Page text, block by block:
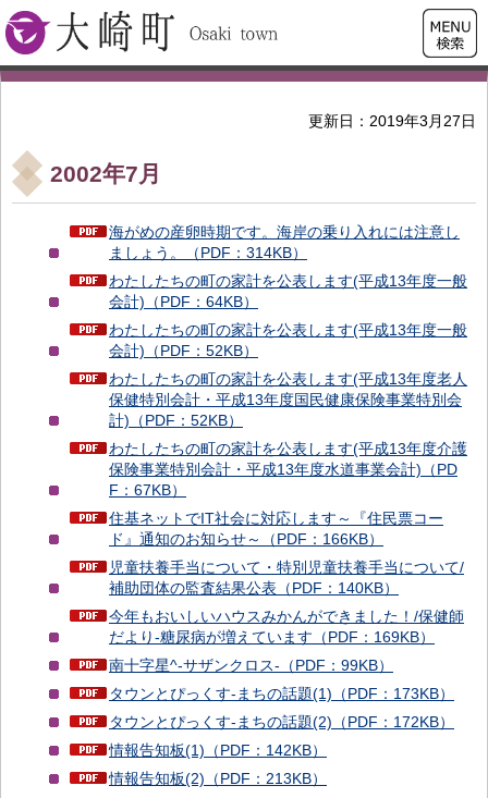
大崎町
検索・
共通メ
ニュー
更新日：2019年3月27日
2002年7月
海がめの産卵時期です。海岸の乗り入れには注意し
ましょう。（PDF：314KB）
わたしたちの町の家計を公表します(平成13年度一般
会計)（PDF：64KB）
わたしたちの町の家計を公表します(平成13年度一般
会計)（PDF：52KB）
わたしたちの町の家計を公表します(平成13年度老人
保健特別会計・平成13年度国民健康保険事業特別会
計)（PDF：52KB）
わたしたちの町の家計を公表します(平成13年度介護
保険事業特別会計・平成13年度水道事業会計)（PD
F：67KB）
住基ネットでIT社会に対応します～『住民票コー
ド』通知のお知らせ～（PDF：166KB）
児童扶養手当について・特別児童扶養手当について/
補助団体の監査結果公表（PDF：140KB）
今年もおいしいハウスみかんができました！/保健師
だより-糖尿病が増えています（PDF：169KB）
南十字星^-サザンクロス-（PDF：99KB）
タウンとぴっくす-まちの話題(1)（PDF：173KB）
タウンとぴっくす-まちの話題(2)（PDF：172KB）
情報告知板(1)（PDF：142KB）
情報告知板(2)（PDF：213KB）